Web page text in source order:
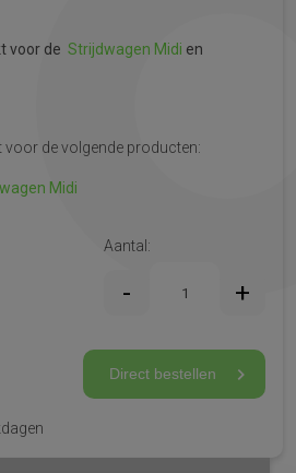
voor de Strijdwagen Midi en
voor de volgende producten:
Midi
Aantal:
Direct bestellen